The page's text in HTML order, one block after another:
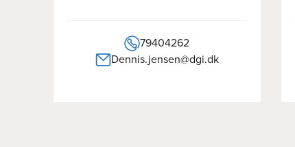
79404262
Dennis.jensen@dgi.dk